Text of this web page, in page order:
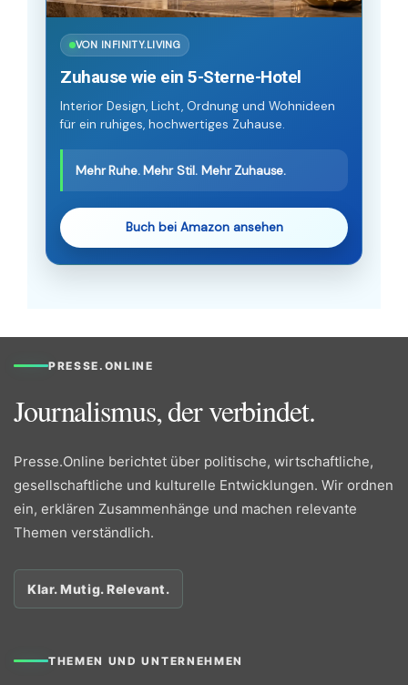
VON INFINITY.LIVING
Zuhause wie ein 5-Sterne-Hotel
Interior Design, Licht, Ordnung und Wohnideen
für ein ruhiges, hochwertiges Zuhause.
Mehr Ruhe. Mehr Stil. Mehr Zuhause.
Buch bei Amazon ansehen
PRESSE.ONLINE
Journalismus, der verbindet.
Presse.Online berichtet über politische, wirtschaftliche,
gesellschaftliche und kulturelle Entwicklungen. Wir ordnen
ein, erklären Zusammenhänge und machen relevante
Themen verständlich.
Klar. Mutig. Relevant.
THEMEN UND UNTERNEHMEN